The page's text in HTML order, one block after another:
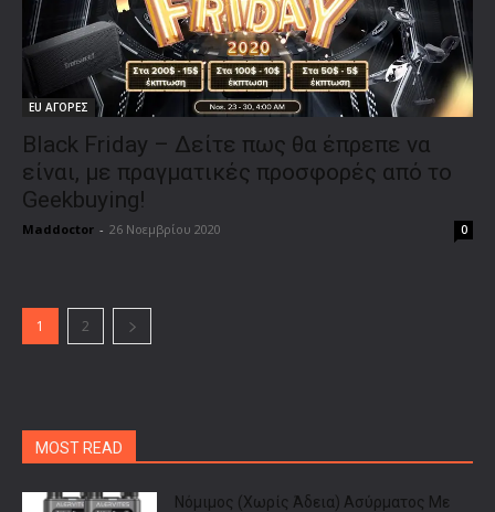
EU ΑΓΟΡΕΣ
Black Friday – Δείτε πως θα έπρεπε να
είναι, με πραγματικές προσφορές από το
Geekbuying!
Maddoctor - 26 Νοεμβρίου 2020 0
1 2
MOST READ
Νόμιμος (Χωρίς Άδεια) Ασύρματος Με